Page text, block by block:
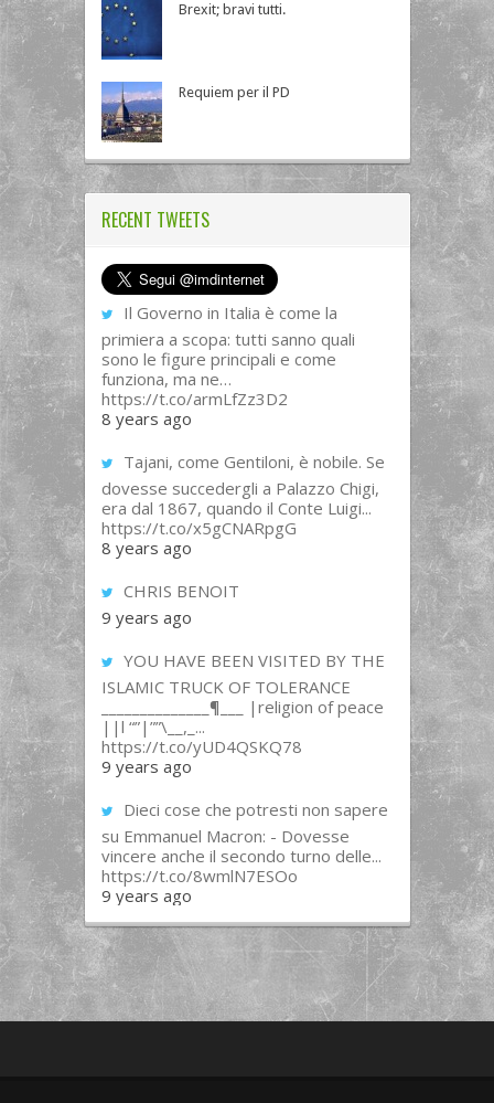
Brexit; bravi tutti.
Requiem per il PD
RECENT TWEETS
Il Governo in Italia è come la
primiera a scopa: tutti sanno quali
sono le figure principali e come
funziona, ma ne…
https://t.co/armLfZz3D2
8 years ago
Tajani, come Gentiloni, è nobile. Se
dovesse succedergli a Palazzo Chigi,
era dal 1867, quando il Conte Luigi...
https://t.co/x5gCNARpgG
8 years ago
CHRIS BENOIT
9 years ago
YOU HAVE BEEN VISITED BY THE
ISLAMIC TRUCK OF TOLERANCE
______________¶___ |religion of peace
||l “”|””\__,_...
https://t.co/yUD4QSKQ78
9 years ago
Dieci cose che potresti non sapere
su Emmanuel Macron: - Dovesse
vincere anche il secondo turno delle...
https://t.co/8wmlN7ESOo
9 years ago